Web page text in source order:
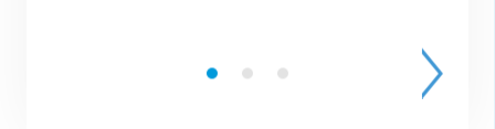
・おひとりさま、部門ごとに1アカウントのみ